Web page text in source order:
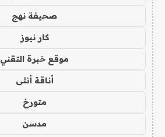
صحيفة نهج
كار نيوز
موقع خبرة التقني
أناقة أنثى
متورخ
مدسن